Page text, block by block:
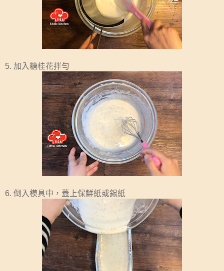
5. 加入糖桂花拌勻
6. 倒入模具中，蓋上保鮮紙或錫紙